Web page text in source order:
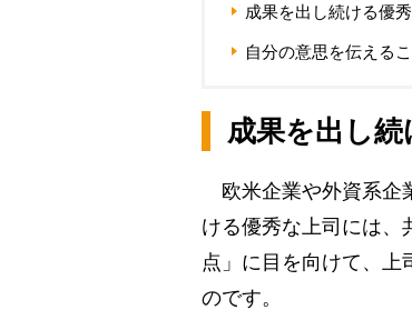
成果を出し続ける優
自分の意思を伝える
成果を出し
欧米企業や外資系企
ける優秀な上司には、
点」に目を向けて、上
のです。